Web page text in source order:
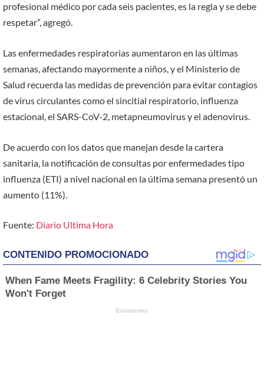
profesional médico por cada seis pacientes, es la regla y se debe
respetar”, agregó.
Las enfermedades respiratorias aumentaron en las últimas
semanas, afectando mayormente a niños, y el Ministerio de
Salud recuerda las medidas de prevención para evitar contagios
de virus circulantes como el sincitial respiratorio, influenza
estacional, el SARS-CoV-2, metapneumovirus y el adenovirus.
De acuerdo con los datos que manejan desde la cartera
sanitaria, la notificación de consultas por enfermedades tipo
influenza (ETI) a nivel nacional en la última semana presentó un
aumento (11%).
Fuente: Diario Ultima Hora